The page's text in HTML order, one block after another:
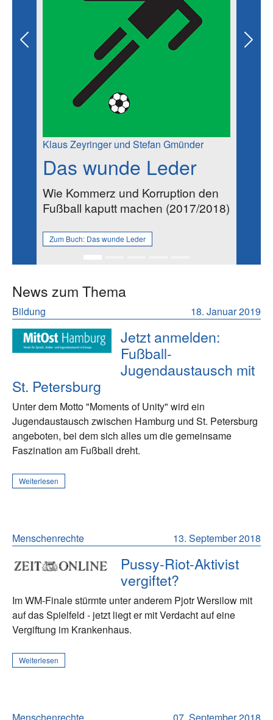
Klaus Zeyringer und Stefan Gmünder
Das wunde Leder
Wie Kommerz und Korruption den
Fußball kaputt machen (2017/2018)
Zum Buch: Das wunde Leder
Previous Next
News zum Thema
18. Januar 2019
Bildung
Jetzt anmelden:
Fußball-
Jugendaustausch mit
St. Petersburg
Unter dem Motto "Moments of Unity" wird ein
Jugendaustausch zwischen Hamburg und St. Petersburg
angeboten, bei dem sich alles um die gemeinsame
Faszination am Fußball dreht.
Weiterlesen
13. September 2018
Menschenrechte
Pussy-Riot-Aktivist
vergiftet?
Im WM-Finale stürmte unter anderem Pjotr Wersilow mit
auf das Spielfeld - jetzt liegt er mit Verdacht auf eine
Vergiftung im Krankenhaus.
Weiterlesen